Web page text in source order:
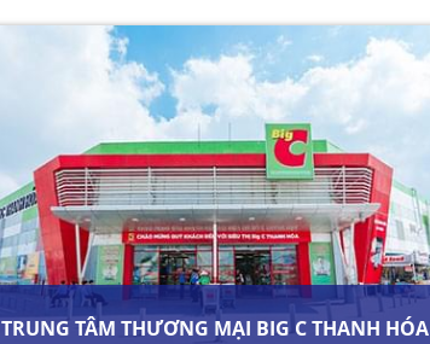
TRUNG TÂM THƯƠNG MẠI BIG C THANH HÓA